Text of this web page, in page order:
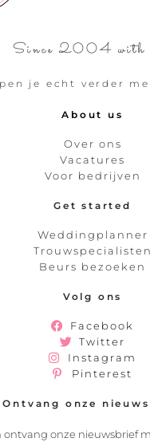
Since 2004 with
je echt verder
About us
Over ons
Vacatures
Voor bedrijven
Get started
Weddingplanner
Trouwspecialisten
Beurs bezoeken
Volg ons
Facebook
Twitter
Instagram
Pinterest
Ontvang onze
ontvang onze nieuwsbrief